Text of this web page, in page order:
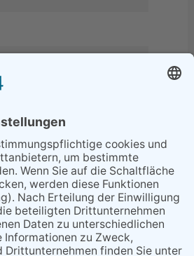
Sperrung B455: Kleiner
Grenzverkehr statt weite Wege
Wenn Bahn-Computer nicht
miteinander kommunizieren
"Plakatverbot für überregionale
Demos"
Gelbe Tonne – Ein kleiner Blick
über den Tellerand